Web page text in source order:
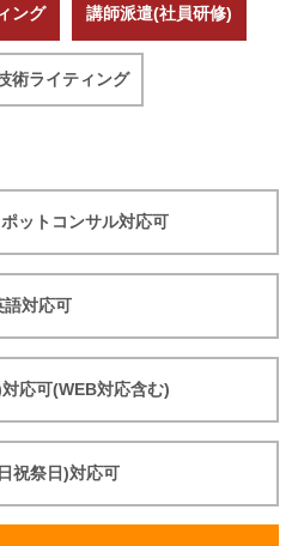
ング 講師派遣(社員研修)
術ライティング
ットコンサル対応可
語対応可
応可(WEB対応含む)
祝祭日)対応可